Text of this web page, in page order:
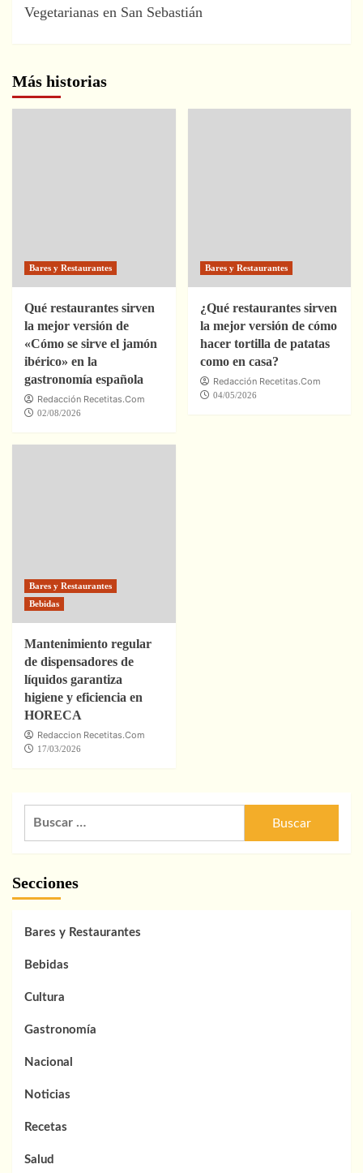
Vegetarianas en San Sebastián
Más historias
Bares y Restaurantes
Qué restaurantes sirven
la mejor versión de
«Cómo se sirve el jamón
ibérico» en la
gastronomía española
Redacción Recetitas.Com
02/08/2026
Bares y Restaurantes
¿Qué restaurantes sirven
la mejor versión de cómo
hacer tortilla de patatas
como en casa?
Redacción Recetitas.Com
04/05/2026
Bares y Restaurantes
Bebidas
Mantenimiento regular
de dispensadores de
líquidos garantiza
higiene y eficiencia en
HORECA
Redaccion Recetitas.Com
17/03/2026
Secciones
Bares y Restaurantes
Bebidas
Cultura
Gastronomía
Nacional
Noticias
Recetas
Salud